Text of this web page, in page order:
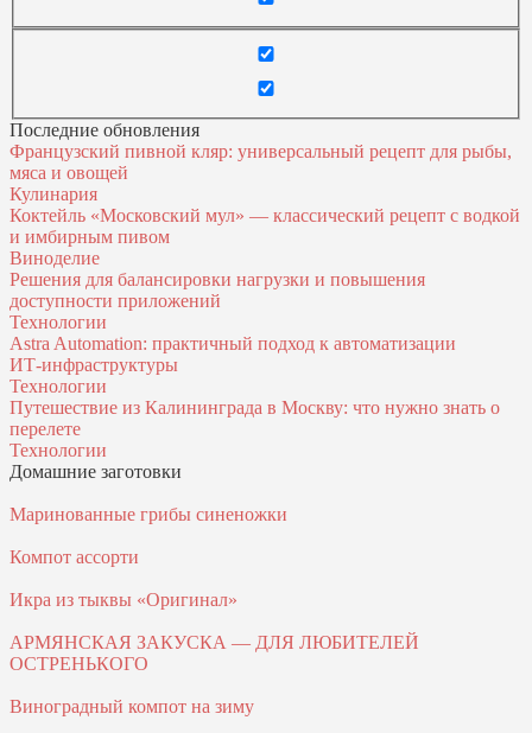
Последние обновления
Французский пивной кляр: универсальный рецепт для рыбы,
мяса и овощей
Кулинария
Коктейль «Московский мул» — классический рецепт с водкой
и имбирным пивом
Виноделие
Решения для балансировки нагрузки и повышения
доступности приложений
Технологии
Astra Automation: практичный подход к автоматизации
ИТ‑инфраструктуры
Технологии
Путешествие из Калининграда в Москву: что нужно знать о
перелете
Технологии
Домашние заготовки
Маринованные грибы синеножки
Компот ассорти
Икра из тыквы «Оригинал»
АРМЯHCКАЯ ЗАКУCКА — ДЛЯ ЛЮБИТЕЛЕЙ
ОCТРЕHЬКОГО
Виноградный компот на зиму